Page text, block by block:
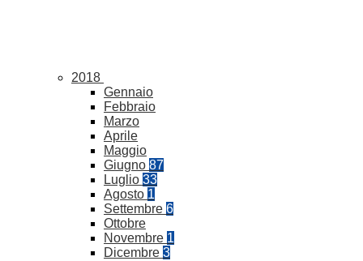
2018
Gennaio
Febbraio
Marzo
Aprile
Maggio
Giugno 87
Luglio 33
Agosto 1
Settembre 6
Ottobre
Novembre 1
Dicembre 3